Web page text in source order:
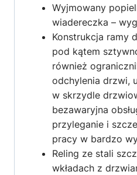
Wyjmowany
wiadereczka –
Konstrukcja ramy
pod kątem
również
odchylenia drzwi,
w skrzydle
bezawaryjna
przyleganie i
pracy w bardzo
Reling ze stali
wkładach z